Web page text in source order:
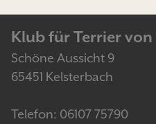
Klub für Terrier von
Schöne Aussicht 9
65451 Kelsterbach
Telefon: 06107 75790